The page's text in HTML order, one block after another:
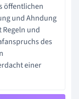
öffentlichen
und Ahndung
und
des
einer